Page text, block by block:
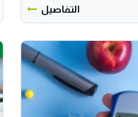
التفاصيل